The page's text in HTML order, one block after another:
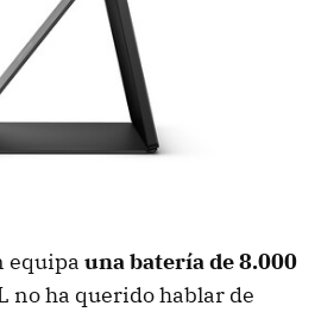
equipa una batería de 8.000
no ha querido hablar de